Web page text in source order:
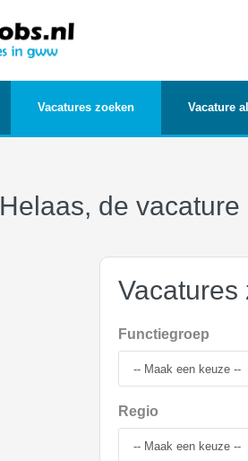
Vacatures zoeken Vacature
Helaas, de
Vacatures
Functiegroep
Regio